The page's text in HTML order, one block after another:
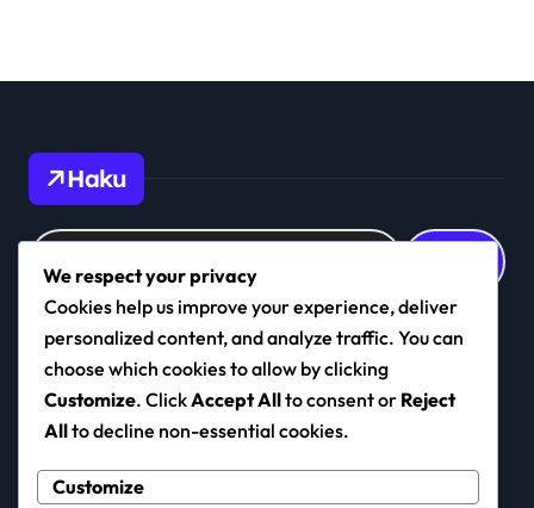
Haku
Search
for:
premiumsport.fi
We respect your privacy
Cookies help us improve your experience, deliver
personalized content, and analyze traffic. You can
choose which cookies to allow by clicking
Customize. ClickAccept Allto consent or Reject
Allto decline non-essential cookies.
Customize